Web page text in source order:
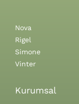
Nova
Rigel
Simone
Vinter
Kurumsal